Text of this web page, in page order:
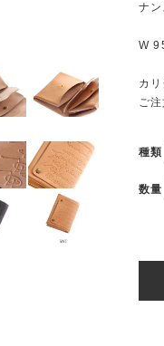
ナン
W
カ
ご
種類
数量